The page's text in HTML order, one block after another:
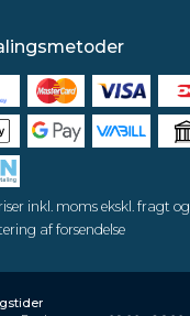
inkl. moms ekskl. fragt og
af forsendelse